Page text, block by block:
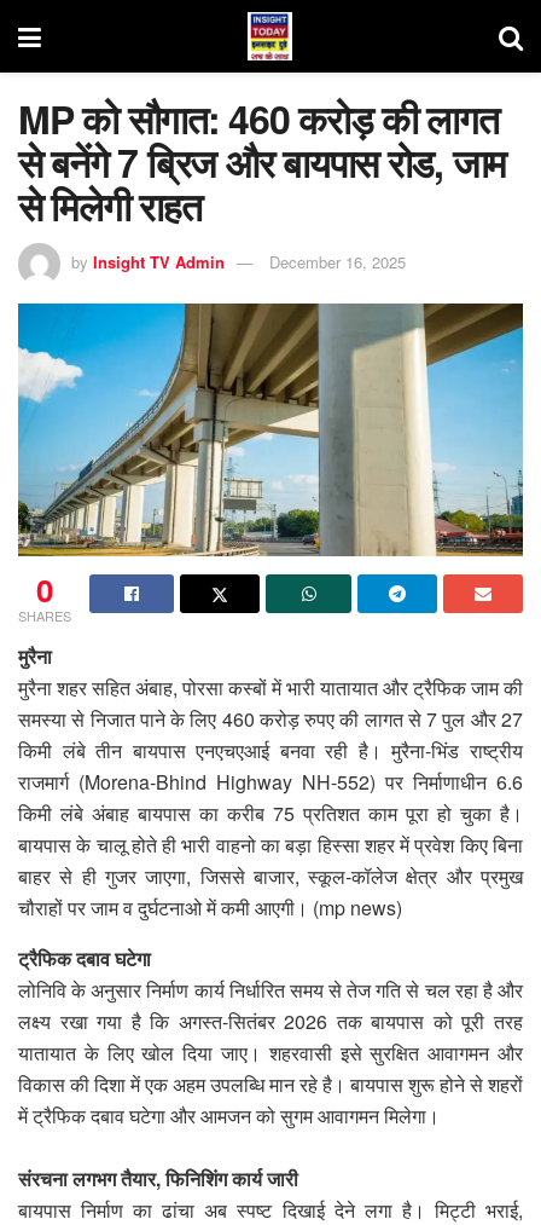
MP को सौगात: 460 करोड़ की लागत
से बनेंगे 7 ब्रिज और बायपास रोड, जाम
से मिलेगी राहत
by Insight TV Admin December 16, 2025
0
SHARES
मुरैना
मुरैना शहर सहित अंबाह, पोरसा कस्बों में भारी यातायात और ट्रैफिक जाम की
समस्या से निजात पाने के लिए 460 करोड़ रुपए की लागत से 7 पुल और 27
किमी लंबे तीन बायपास एनएचएआई बनवा रही है। मुरैना-भिंड राष्ट्रीय
राजमार्ग (Morena-Bhind Highway NH-552) पर निर्माणाधीन 6.6
किमी लंबे अंबाह बायपास का करीब 75 प्रतिशत काम पूरा हो चुका है।
बायपास के चालू होते ही भारी वाहनो का बड़ा हिस्सा शहर में प्रवेश किए बिना
बाहर से ही गुजर जाएगा, जिससे बाजार, स्कूल-कॉलेज क्षेत्र और प्रमुख
चौराहों पर जाम व दुर्घटनाओ में कमी आएगी। (mp news)
ट्रैफिक दबाव घटेगा
लोनिवि के अनुसार निर्माण कार्य निर्धारित समय से तेज गति से चल रहा है और
लक्ष्य रखा गया है कि अगस्त-सितंबर 2026 तक बायपास को पूरी तरह
यातायात के लिए खोल दिया जाए। शहरवासी इसे सुरक्षित आवागमन और
विकास की दिशा में एक अहम उपलब्धि मान रहे है। बायपास शुरू होने से शहरों
में ट्रैफिक दबाव घटेगा और आमजन को सुगम आवागमन मिलेगा।
संरचना लगभग तैयार, फिनिशिंग कार्य जारी
बायपास निर्माण का ढांचा अब स्पष्ट दिखाई देने लगा है। मिट्टी भराई,